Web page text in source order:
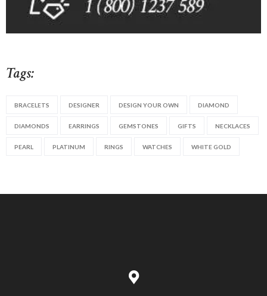
Tags:
BRACELETS DESIGNER DESIGN YOUR OWN DIAMOND
DIAMONDS EARRINGS GEMSTONES GIFTS NECKLACES
PEARL PLATINUM RINGS WATCHES WHITE GOLD